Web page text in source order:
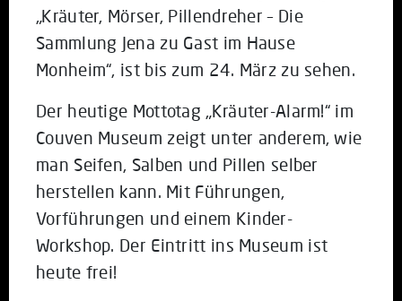
„Kräuter, Mörser, Pillendreher – Die
Sammlung Jena zu Gast im Hause
Monheim“, ist bis zum 24. März zu sehen.
Der heutige Mottotag „Kräuter-Alarm!“ im
Couven Museum zeigt unter anderem, wie
man Seifen, Salben und Pillen selber
herstellen kann. Mit Führungen,
Vorführungen und einem Kinder-
Workshop. Der Eintritt ins Museum ist
heute frei!